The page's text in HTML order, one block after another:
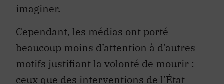
imaginer.
Cependant, les médias ont porté
beaucoup moins d’attention à d’autres
motifs justifiant la volonté de mourir :
ceux que des interventions de l’État